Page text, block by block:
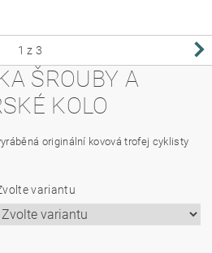
1 z 3
ŠROUBY A
KOLO
originální kovová trofej cyklisty
variantu